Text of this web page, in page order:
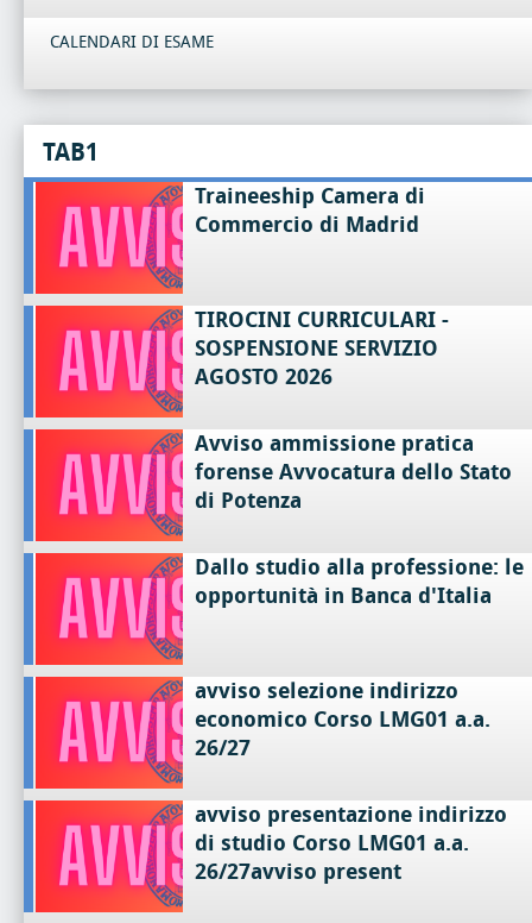
CALENDARI DI ESAME
TAB1
Traineeship Camera di
Commercio di Madrid
TIROCINI CURRICULARI -
SOSPENSIONE SERVIZIO
AGOSTO 2026
Avviso ammissione pratica
forense Avvocatura dello Stato
di Potenza
Dallo studio alla professione: le
opportunità in Banca d'Italia
avviso selezione indirizzo
economico Corso LMG01 a.a.
26/27
avviso presentazione indirizzo
di studio Corso LMG01 a.a.
26/27avviso present